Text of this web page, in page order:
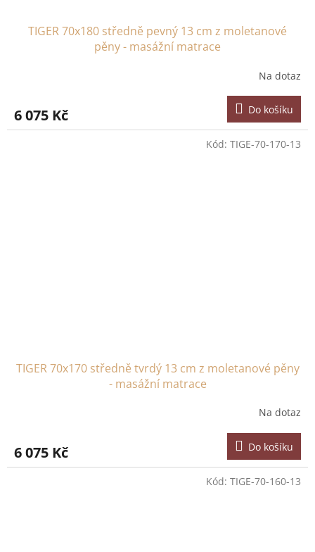
TIGER 70x180 středně pevný 13 cm z moletanové
pěny - masážní matrace
Na dotaz
6 075 Kč Do košíku
TIGER 70x170 středně tvrdý 13 cm z moletanové pěny
- masážní matrace
Na dotaz
6 075 Kč Do košíku
Kód: TIGE-70-170-13
Kód: TIGE-70-160-13